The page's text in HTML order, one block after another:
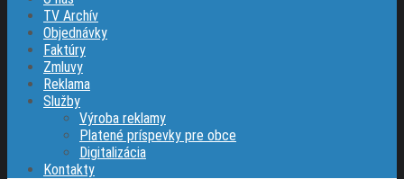
TV Archív
Objednávky
Faktúry
Zmluvy
Reklama
Služby
Výroba reklamy
Platené príspevky pre obce
Digitalizácia
Kontakty